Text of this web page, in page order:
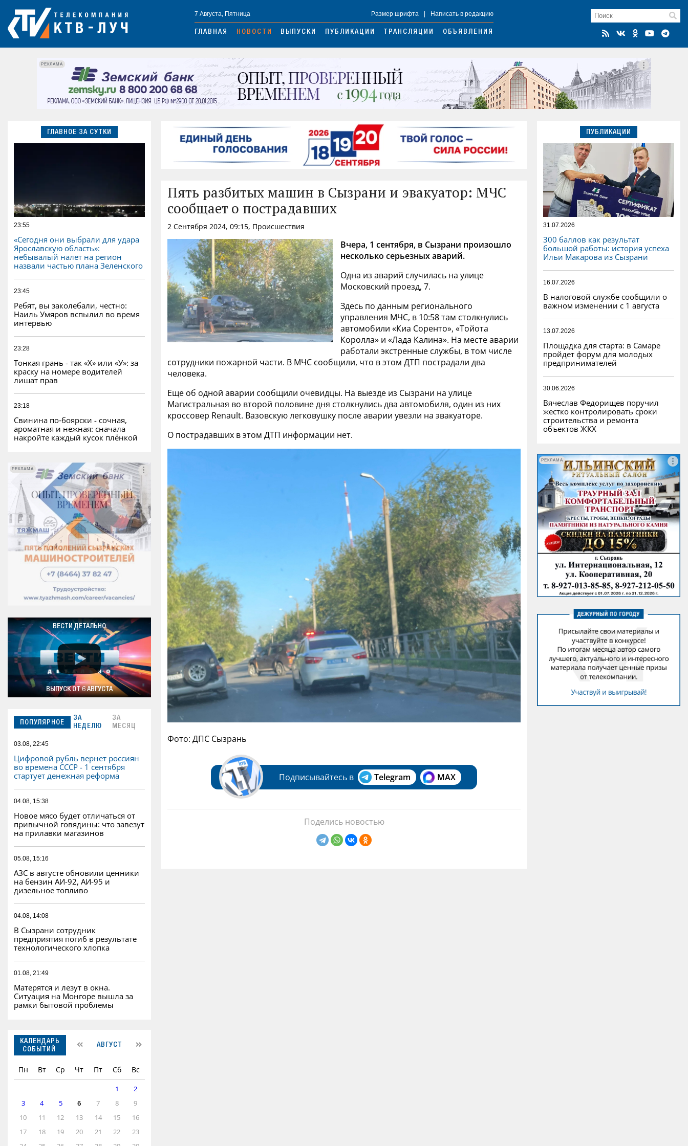
7 Августа, Пятница Размер шрифта Написать в редакцию
ГЛАВНАЯ НОВОСТИ ВЫПУСКИ ПУБЛИКАЦИИ ТРАНСЛЯЦИИ ОБЪЯВЛЕНИЯ
РЕКЛАМА
ГЛАВНОЕ ЗА СУТКИ
23:55
«Сегодня они выбрали для удара
Ярославскую область»:
небывалый налет на регион
назвали частью плана Зеленского
23:45
Ребят, вы заколебали, честно:
Наиль Умяров вспылил во время
интервью
23:28
Тонкая грань - так «Х» или «У»: за
краску на номере водителей
лишат прав
23:18
Свинина по‑боярски - сочная,
ароматная и нежная: сначала
накройте каждый кусок плёнкой
РЕКЛАМА
РЕКЛАМА
ВЕСТИ ДЕТАЛЬНО
ВЫПУСК ОТ 6 АВГУСТА
ПОПУЛЯРНОЕ
ЗА
НЕДЕЛЮ
ЗА
МЕСЯЦ
03.08, 22:45
Цифровой рубль вернет россиян
во времена СССР - 1 сентября
стартует денежная реформа
04.08, 15:38
Новое мясо будет отличаться от
привычной говядины: что завезут
на прилавки магазинов
05.08, 15:16
АЗС в августе обновили ценники
на бензин АИ-92, АИ-95 и
дизельное топливо
04.08, 14:08
В Сызрани сотрудник
предприятия погиб в результате
технологического хлопка
01.08, 21:49
Матерятся и лезут в окна.
Ситуация на Монгоре вышла за
рамки бытовой проблемы
КАЛЕНДАРЬ
СОБЫТИЙ
АВГУСТ
Пн Вт Ср Чт Пт Сб Вс
1
2
3
4 5 6 7 8
9
10
11 12 13 14 15
16
17
18 19 20 21 22
23
Пять разбитых машин в Сызрани и эвакуатор: МЧС
сообщает о пострадавших
2 Сентября 2024, 09:15, Происшествия
Вчера, 1 сентября, в Сызрани произошло
несколько серьезных аварий.
Одна из аварий случилась на улице
Московский проезд, 7.
Здесь по данным регионального
управления МЧС, в 10:58 там столкнулись
автомобили «Киа Соренто», «Тойота
Королла» и «Лада Калина». На месте аварии
работали экстренные службы, в том числе
сотрудники пожарной части. В МЧС сообщили, что в этом ДТП пострадали два
человека.
Еще об одной аварии сообщили очевидцы. На выезде из Сызрани на улице
Магистральная во второй половине дня столкнулись два автомобиля, один из них
кроссовер Renault. Вазовскую легковушку после аварии увезли на эвакуаторе.
О пострадавших в этом ДТП информации нет.
Фото: ДПС Сызрань
Подписывайтесь в Telegram MAX
Поделись новостью
ПУБЛИКАЦИИ
31.07.2026
300 баллов как результат
большой работы: история успеха
Ильи Макарова из Сызрани
16.07.2026
В налоговой службе сообщили о
важном изменении с 1 августа
13.07.2026
Площадка для старта: в Самаре
пройдет форум для молодых
предпринимателей
30.06.2026
Вячеслав Федорищев поручил
жестко контролировать сроки
строительства и ремонта
объектов ЖКХ
РЕКЛАМА